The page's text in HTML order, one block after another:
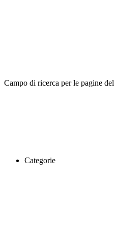
Campo di ricerca per le pagine del
Categorie